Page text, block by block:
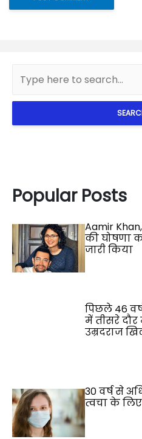
Popular Posts
Aamir
की घोषणा
जारी किया
पिछले 46
में तीसरे
उम्रदराज
30 वर्ष से
त्वचा के